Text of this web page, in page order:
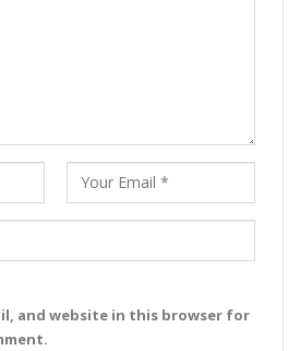
and website in this browser for